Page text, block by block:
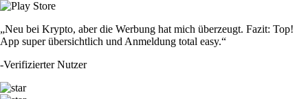
„Neu bei Krypto, aber die Werbung hat mich überzeugt. Fazit: Top!
App super übersichtlich und Anmeldung total easy.“
-Verifizierter Nutzer